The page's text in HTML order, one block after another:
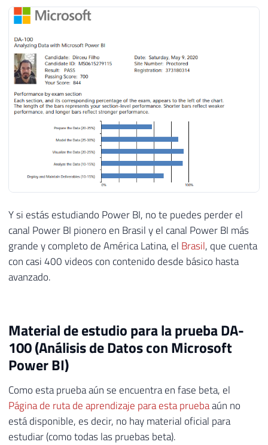
Y si estás estudiando Power BI, no te puedes perder el
canal Power BI pionero en Brasil y el canal Power BI más
grande y completo de América Latina, el Brasil, que cuenta
con casi 400 videos con contenido desde básico hasta
avanzado.
Material de estudio para la prueba DA-
100 (Análisis de Datos con Microsoft
Power BI)
Como esta prueba aún se encuentra en fase beta, el
Página de ruta de aprendizaje para esta pruebaaún no
está disponible, es decir, no hay material oficial para
estudiar (como todas las pruebas beta).